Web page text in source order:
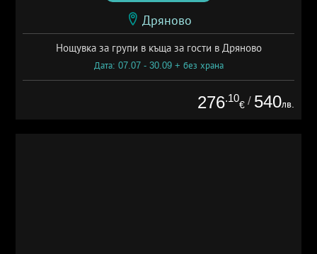
Дряново
Нощувка за групи в къща за гости в Дряново
Дата: 07.07 - 30.09 + без храна
276.10
€ / 540лв.